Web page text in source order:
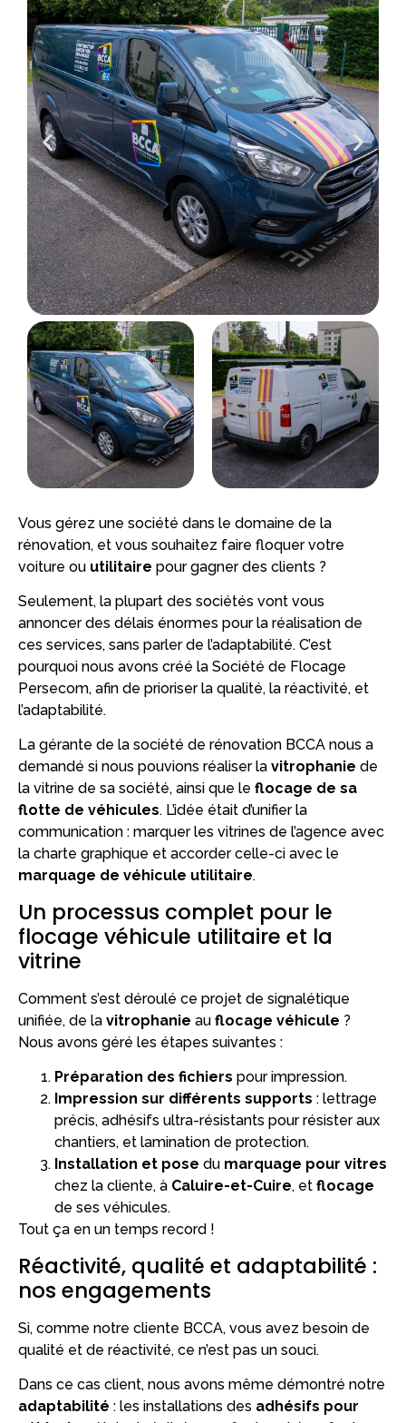
Vous gérez une société dans le domaine de la
rénovation, et vous souhaitez faire floquer votre
voiture ou utilitaire pour gagner des clients ?
Seulement, la plupart des sociétés vont vous
annoncer des délais énormes pour la réalisation de
ces services, sans parler de l’adaptabilité. C’est
pourquoi nous avons créé la Société de Flocage
Persecom, afin de prioriser la qualité, la réactivité, et
l’adaptabilité.
La gérante de la société de rénovation BCCA nous a
demandé si nous pouvions réaliser la vitrophanie de
la vitrine de sa société, ainsi que le flocage de sa
flotte de véhicules. L’idée était d’unifier la
communication : marquer les vitrines de l’agence avec
la charte graphique et accorder celle-ci avec le
marquage de véhicule utilitaire.
Un processus complet pour le
flocage véhicule utilitaire et la
vitrine
Comment s’est déroulé ce projet de signalétique
unifiée, de la vitrophanie au flocage véhicule ?
Nous avons géré les étapes suivantes :
Préparation des fichiers pour impression.
Impression sur différents supports : lettrage
précis, adhésifs ultra-résistants pour résister aux
chantiers, et lamination de protection.
Installation et pose du marquage pour vitres
chez la cliente, à Caluire-et-Cuire, et flocage
de ses véhicules.
Tout ça en un temps record !
Réactivité, qualité et adaptabilité :
nos engagements
Si, comme notre cliente BCCA, vous avez besoin de
qualité et de réactivité, ce n’est pas un souci.
Dans ce cas client, nous avons même démontré notre
adaptabilité : les installations des adhésifs pour